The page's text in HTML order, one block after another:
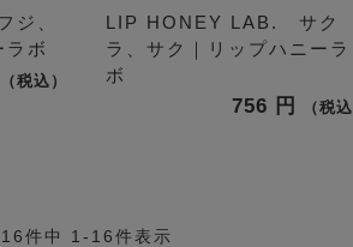
、
ラボ
税込
LIP HONEY LAB. サク
ラ、サク｜リップハニーラ
ボ
756 税込
16 件中 1 - 16 件表示